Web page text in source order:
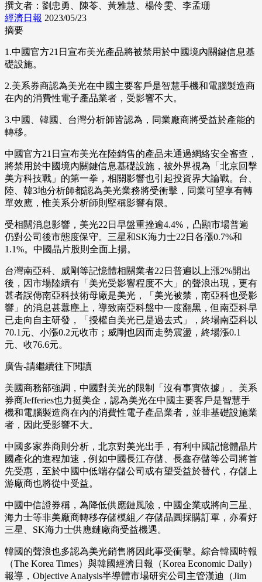
撰文者：劉忠勇、陳苓、黃雅慧、楊伶雯、李孟珊
經濟日報 2023/05/23
摘要
1.中國官方21日宣布美光產品將被禁用於中國境內關鍵信息基
礎設施。
2.美系券商認為美光在中國主要客戶是智慧手機和電腦製造商
在內的消費性電子產品業者，受影響不大。
3.中國、韓國、台灣分析師皆認為，同業廠商將受益於產能的
轉移。
中國官方21日宣布美光在陸銷售的產品未通過網絡安全審查，
將禁用於中國境內關鍵信息基礎設施，被外界視為「北京回擊
美方科技戰」的第一拳，相關影響也引起投資界大論戰。台、
陸、韓3地分析師都認為美光業務將受衝擊，同業可望享有轉
單效應，惟美系分析師則堅稱影響有限。
受相關消息影響，美光22日早盤重挫逾4.4%，凸顯市場普遍
仍對公司後市態度保守。三星和SK海力士22日各漲0.7%和
1.1%。中國晶片股則全面上揚。
台灣南亞科、威剛等記憶體相關業者22日普遍以上漲2%開出
後，因市場陸續有「美光受影響程度不大」的聲浪出現，更有
甚者誤傳南亞科技術母廠是美光，「美光被禁，南亞科也受影
響」的消息甚囂塵上，導致南亞科盤中一度翻黑，但南亞科早
已走向自主研發，「授權自美光已是過去式」，終場南亞科以
70.1元、小漲0.2元收市；威剛也因而走勢震盪，終場漲0.1
元、收76.6元。
廣告-請繼續往下閱讀
美國商務部強調，中國對美光的限制「沒有事實依據」。美系
券商Jefferies也力挺美企，認為美光在中國主要客戶是智慧手
機和電腦製造商在內的消費性電子產品業者，並非基礎設施業
者，因此受影響不大。
中國多家券商則分析，北京對美光出手，有利中國記憶體晶片
國產化的進程加速，例如中國長江存儲、長鑫存儲等公司將首
先受惠，至於中國中低端存儲公司或有望受益於替代，存儲上
游廠商也將從中受益。
中國中信證券稱，為降低供應鏈風險，中國企業或將向三星、
海力士等非美廠商轉移存儲模組／存儲晶圓採購訂單，亦看好
三星、SK海力士供應鏈廠商受益機遇。
韓國的聲浪也多認為美光銷售將因此事受衝擊。綜合韓國時報
（The Korea Times）與韓國經濟日報（Korea Economic Daily）
報導，Objective Analysis半導體市場研究公司主管漢迪（Jim